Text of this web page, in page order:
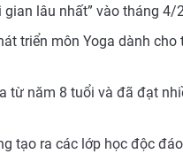
gian lâu nhất” vào tháng 4/
triển môn Yoga dành cho
từ năm 8 tuổi và đã đạt
tạo ra các lớp học độc